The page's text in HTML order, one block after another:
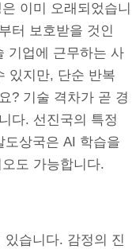
이미 오래되었습니
터 보호받을 것인
기업에 근무하는 사
있지만, 단순 반복
? 기술 격차가 곧 경
다. 선진국의 특정
상국은 AI 학습을
도 가능합니다.
습니다. 감정의 진